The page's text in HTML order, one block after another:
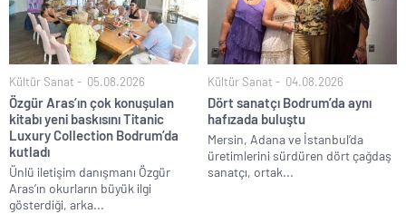
Kültür Sanat 05.08.2026
Özgür Aras’ın çok konuşulan
kitabı yeni baskısını Titanic
Luxury Collection Bodrum’da
kutladı
Ünlü iletişim danışmanı Özgür
Aras’ın okurların büyük ilgi
gösterdiği, arka...
Kültür Sanat 04.08.2026
Dört sanatçı Bodrum’da aynı
hafızada buluştu
Mersin, Adana ve İstanbul’da
üretimlerini sürdüren dört çağdaş
sanatçı, ortak...